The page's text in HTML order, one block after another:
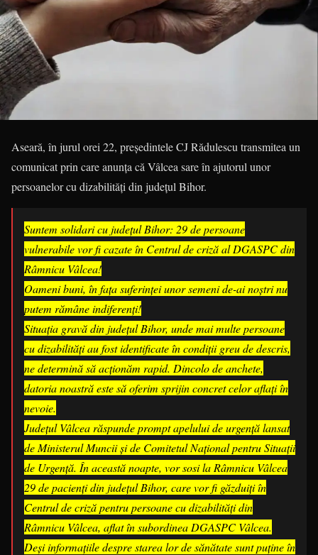
Aseară, în jurul orei 22, președintele CJ Rădulescu transmitea un
comunicat prin care anunța că Vâlcea sare în ajutorul unor
persoanelor cu dizabilități din județul Bihor.
Suntem solidari cu județul Bihor: 29 de persoane
vulnerabile vor fi cazate în Centrul de criză al DGASPC din
Râmnicu Vâlcea!
​Oameni buni, în fața suferinței unor semeni de-ai noștri nu
putem rămâne indiferenți!
Situația gravă din județul Bihor, unde mai multe persoane
cu dizabilități au fost identificate în condiții greu de descris,
ne determină să acționăm rapid. Dincolo de anchete,
datoria noastră este să oferim sprijin concret celor aflați în
nevoie.
​Județul Vâlcea răspunde prompt apelului de urgență lansat
de Ministerul Muncii și de Comitetul Național pentru Situații
de Urgență. În această noapte, vor sosi la Râmnicu Vâlcea
29 de pacienți din județul Bihor, care vor fi găzduiți în
Centrul de criză pentru persoane cu dizabilități din
Râmnicu Vâlcea, aflat în subordinea DGASPC Vâlcea.​
Deși informațiile despre starea lor de sănătate sunt puține în